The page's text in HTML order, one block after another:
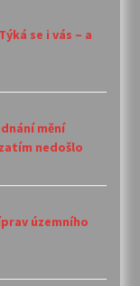
se i vás – a
mění
nedošlo
územního